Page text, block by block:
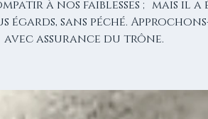
à nos faiblesses ; mais il
égards, sans péché.
avec assurance du trône.